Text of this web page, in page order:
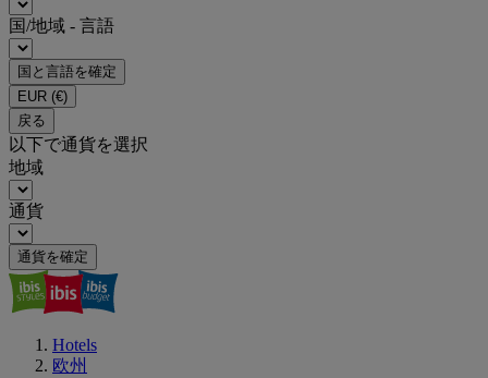
国/地域 - 言語
国と言語を確定
EUR (€)
戻る
以下で通貨を選択
地域
通貨
通貨を確定
Hotels
欧州